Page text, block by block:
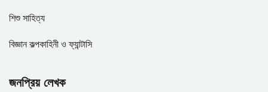
শিশু সাহিত্য
বিজ্ঞান কল্পকাহিনী ও ফ্যান্টাসি
জনপ্রিয় লেখক